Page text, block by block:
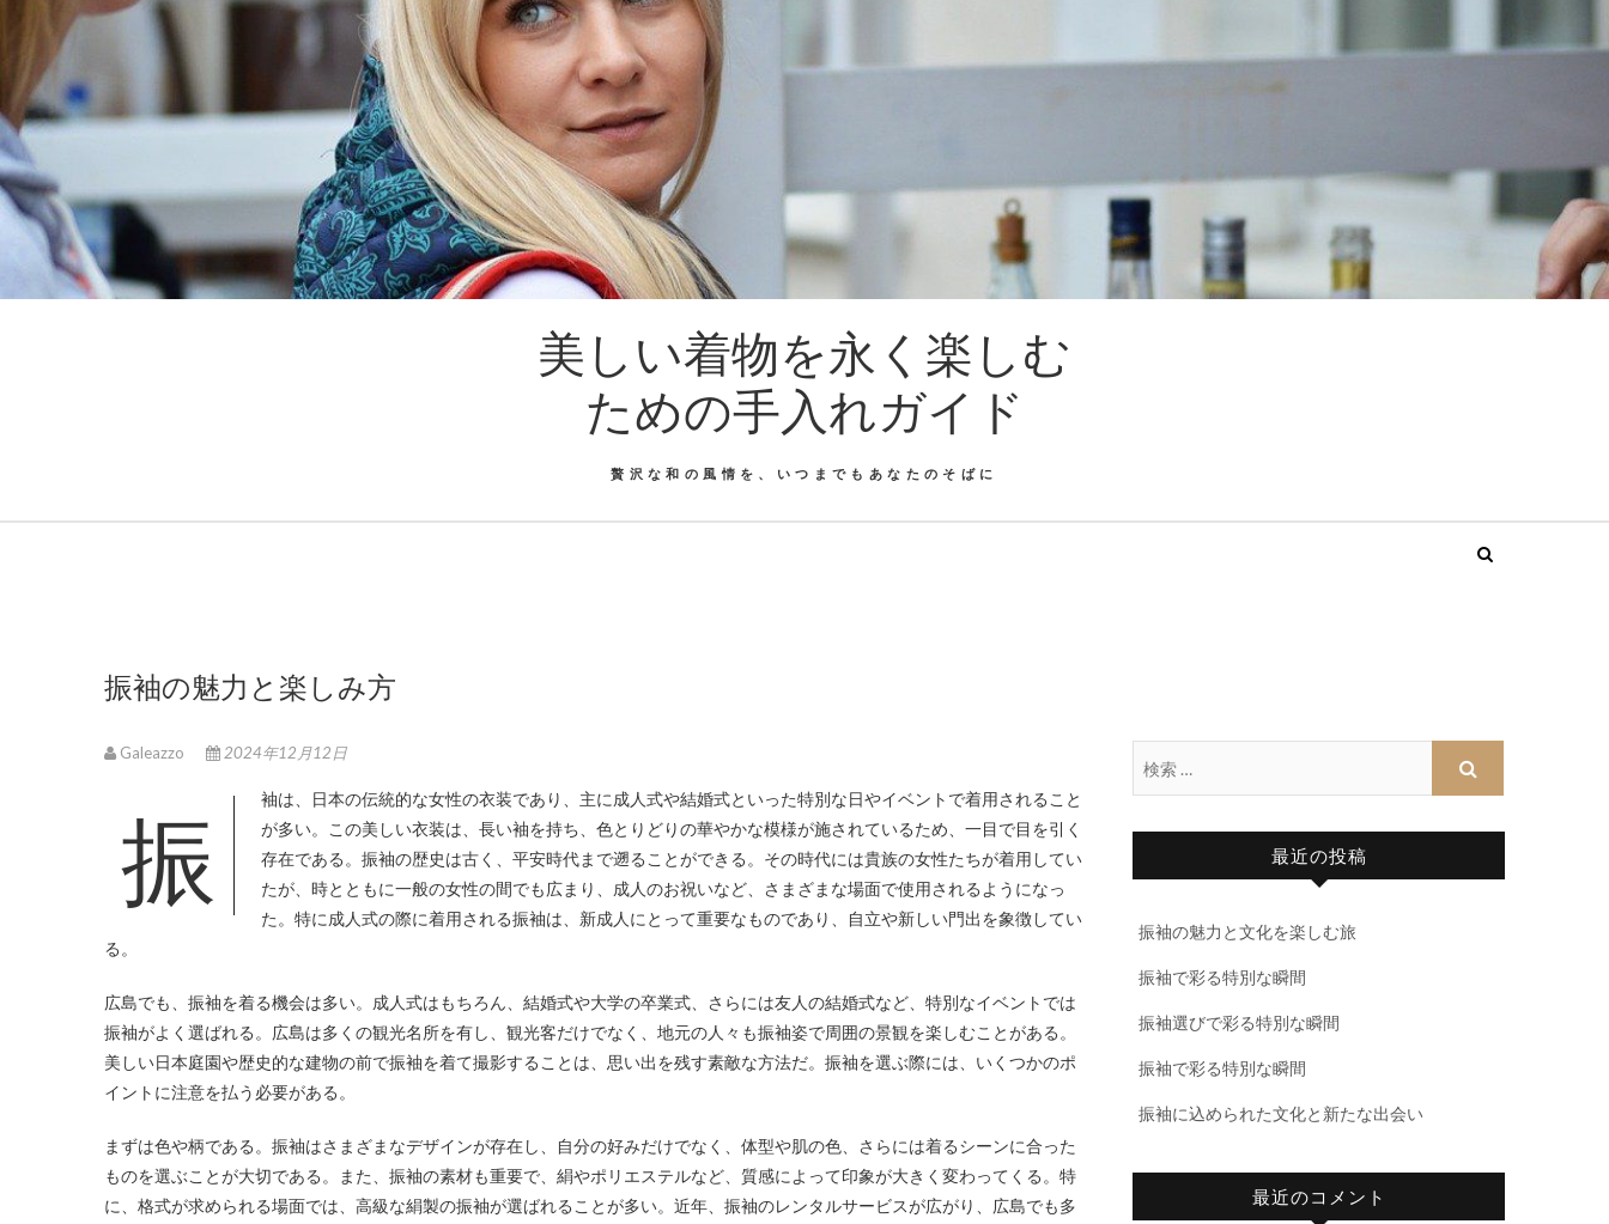
美しい着物を永く楽しむ
ための手入れガイド
贅沢な和の風情を、いつまでもあなたのそばに
振袖の魅力と楽しみ方
Galeazzo 2024年12月12日
振袖は、日本の伝統的な女性の衣装であり、主に成人式や結婚式といった特別な日やイベントで着用されること が多い。
この美しい衣装は、長い袖を持ち、色とりどりの華やかな模様が施されているため、一目で目を引く
存在である。振袖の歴史は古く、平安時代まで遡ることができる。その時代には貴族の女性たちが着用してい
たが、時とともに一般の女性の間でも広まり、成人のお祝いなど、さまざまな場面で使用されるようになっ
た。特に成人式の際に着用される振袖は、新成人にとって重要なものであり、自立や新しい門出を象徴してい
る。
広島でも、振袖を着る機会は多い。成人式はもちろん、結婚式や大学の卒業式、さらには友人の結婚式など、特別なイベントでは
振袖がよく選ばれる。広島は多くの観光名所を有し、観光客だけでなく、地元の人々も振袖姿で周囲の景観を楽しむことがある。
美しい日本庭園や歴史的な建物の前で振袖を着て撮影することは、思い出を残す素敵な方法だ。振袖を選ぶ際には、いくつかのポ
イントに注意を払う必要がある。
まずは色や柄である。振袖はさまざまなデザインが存在し、自分の好みだけでなく、体型や肌の色、さらには着るシーンに合った
ものを選ぶことが大切である。また、振袖の素材も重要で、絹やポリエステルなど、質感によって印象が大きく変わってくる。特
に、格式が求められる場面では、高級な絹製の振袖が選ばれることが多い。近年、振袖のレンタルサービスが広がり、広島でも多
最近の投稿
振袖の魅力と文化を楽しむ旅
振袖で彩る特別な瞬間
振袖選びで彩る特別な瞬間
振袖で彩る特別な瞬間
振袖に込められた文化と新たな出会い
最近のコメント